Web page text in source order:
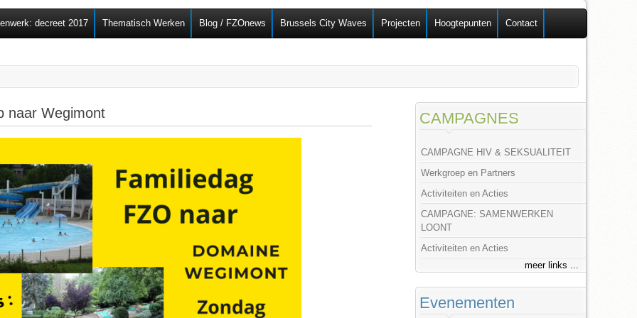
Overslaan en naar de
algemene inhoud gaan
decreet 2017 Thematisch Werken Blog / FZOnews Brussels City Waves Projecten Hoogtepunten Contact
naar Wegimont CAMPAGNES
CAMPAGNE HIV & SEKSUALITEIT
Werkgroep en Partners
Activiteiten en Acties
CAMPAGNE: SAMENWERKEN
LOONT
Activiteiten en Acties
meer links ...
Evenementen